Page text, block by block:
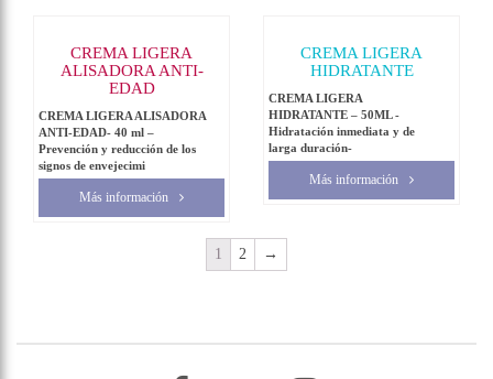
CREMA LIGERA
ALISADORA ANTI-
EDAD
CREMA LIGERA ALISADORA
ANTI-EDAD- 40 ml –
Prevención y reducción de los
signos de envejecimi
Más información
CREMA LIGERA
HIDRATANTE
CREMA LIGERA
HIDRATANTE – 50ML -
Hidratación inmediata y de
larga duración-
Más información
1 2 →